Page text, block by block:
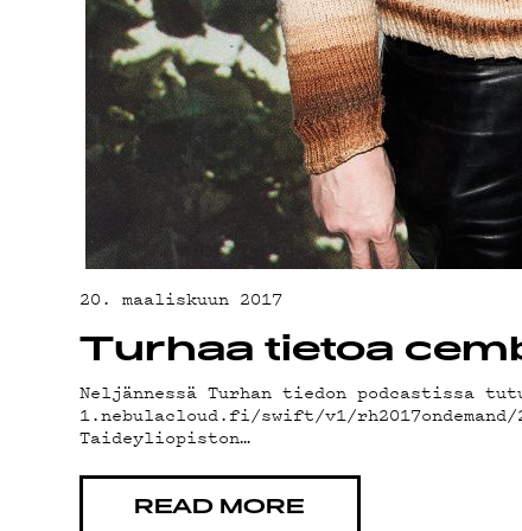
20. maaliskuun 2017
Turhaa tietoa
Neljännessä Turhan tiedon podcastissa
1.nebulacloud.fi/swift/v1/
Taideyliopiston…
READ MORE